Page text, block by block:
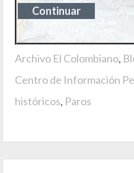
Continuar
Archivo El Colombiano,
Centro de Información
históricos, Paros